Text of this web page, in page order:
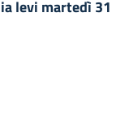
levi martedì 31